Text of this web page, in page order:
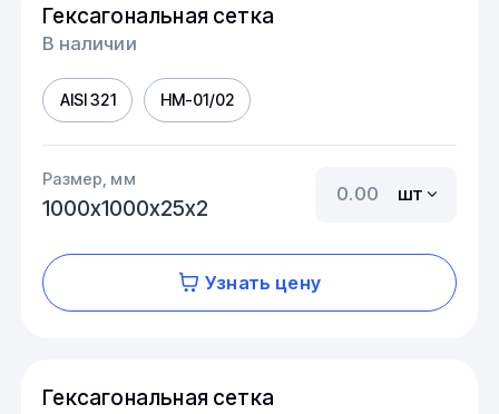
Гексагональная сетка
В наличии
AISI 321 HM-01/02
Размер, мм
1000х1000х25х2
шт
Узнать цену
Гексагональная сетка